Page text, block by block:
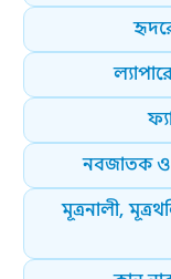
নবজাতক ও
মূত্রনালী,